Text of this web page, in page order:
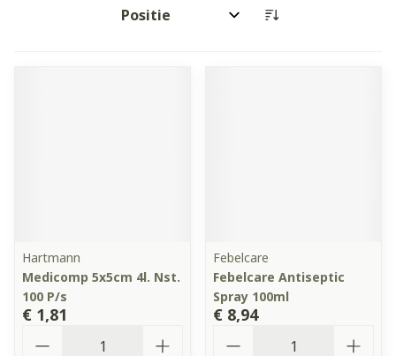
Sorteer op:
Hartmann
Medicomp 5x5cm 4l. Nst.
100 P/s
€ 1,81
Febelcare
Febelcare Antiseptic
Spray 100ml
€ 8,94